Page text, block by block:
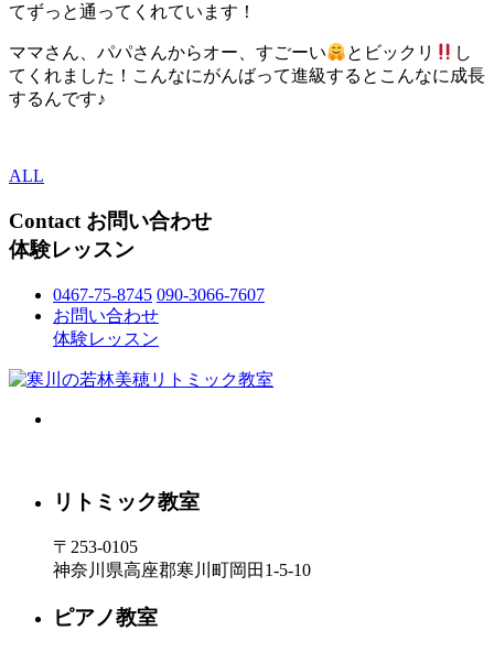
てずっと通ってくれています！
ママさん、パパさんからオー、すごーい とビックリ
し
てくれました！こんなにがんばって進級するとこんなに成長
するんです♪
ALL
Contact お問い合わせ
体験レッスン
0467-75-8745 090-3066-7607
お問い合わせ
体験レッスン
リトミック教室
〒253-0105
神奈川県高座郡寒川町岡田1-5-10
ピアノ教室